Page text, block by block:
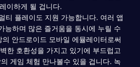
이하게 될 겁니다.
티 플레이도 지원 가능합니다. 여러 앱
능하며 많은 즐거움을 동시에 누릴 수
안드로이드 모바일 에뮬레이터로써
한 호환성을 가지고 있기에 부드럽고
게임 체험 만나볼수 있을 겁니다. 녹